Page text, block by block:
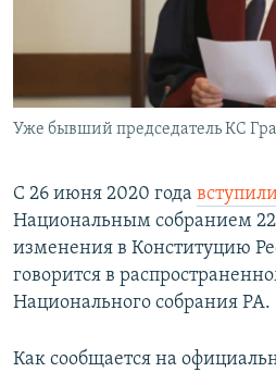
Русский
Уже бывший председатель КС
С 26 июня 2020 года
Национальным собранием
изменения в Конституцию
говорится в
Национального собрания РА.
Как сообщается на